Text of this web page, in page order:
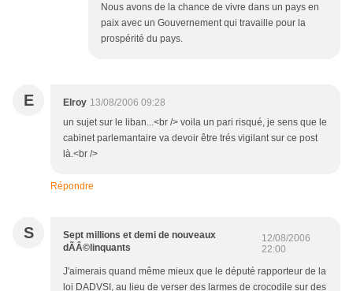
Nous avons de la chance de vivre dans un pays en
paix avec un Gouvernement qui travaille pour la
prospérité du pays.
E Elroy 13/08/2006 09:28
un sujet sur le liban...<br /> voila un pari risqué, je sens que le
cabinet parlemantaire va devoir être trés vigilant sur ce post
là.<br />
Répondre
S
Sept millions et demi de nouveaux
dÃÂ©linquants
12/08/2006
22:00
J'aimerais quand même mieux que le député rapporteur de la
loi DADVSI, au lieu de verser des larmes de crocodile sur des